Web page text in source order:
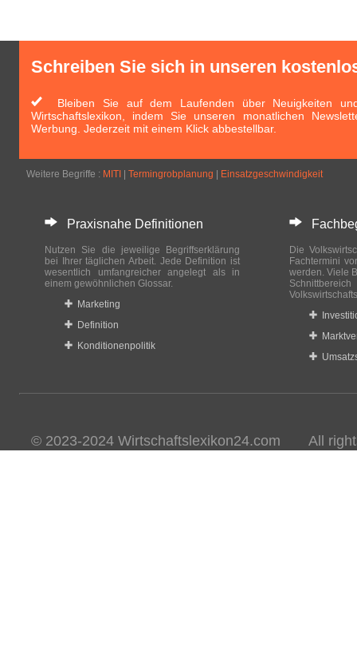
Schreiben Sie sich in unseren
Bleiben Sie auf dem Laufenden über Neuigkeiten
Wirtschaftslexikon, indem Sie unseren monatlichen
Werbung. Jederzeit mit einem Klick abbestellbar.
Weitere Begriffe : MITI Termingrobplanung Einsatzgeschwindigkeit
Praxisnahe Definitionen
Nutzen Sie die jeweilige Begriffserklärung
bei Ihrer täglichen Arbeit. Jede Definition ist
wesentlich umfangreicher angelegt als in
einem gewöhnlichen Glossar.
Marketing
Definition
Konditionenpolitik
Die
Fachtermini
werden. Viele
© 2023-2024 Wirtschaftslexikon24.com All